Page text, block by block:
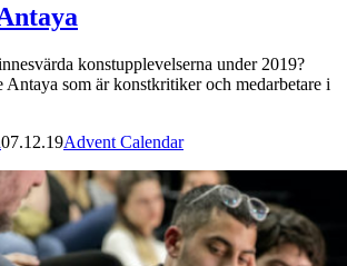
konstupplevelserna under 2019?
Antaya som är konstkritiker och medarbetare i
07.12.19Advent Calendar